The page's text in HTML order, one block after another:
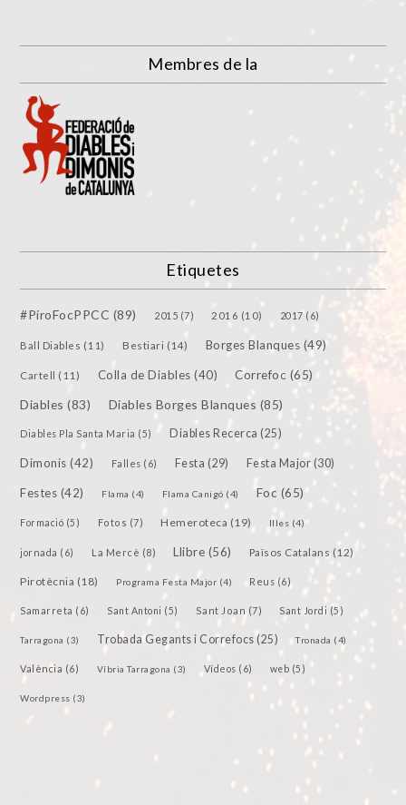
Membres de la
Etiquetes
#PiroFocPPCC (89) 2015 (7) 2016 (10) 2017 (6)
Ball Diables (11) Bestiari (14) Borges Blanques (49)
Cartell (11) Colla de Diables (40) Correfoc (65)
Diables (83) Diables Borges Blanques (85)
Diables Pla Santa Maria (5) Diables Recerca (25)
Dimonis (42) Falles (6) Festa (29) Festa Major (30)
Festes (42) Flama (4) Flama Canigó (4) Foc (65)
Formació (5) Fotos (7) Hemeroteca (19) Illes (4)
jornada (6) La Mercè (8) Llibre (56) Països Catalans (12)
Pirotècnia (18) Programa Festa Major (4) Reus (6)
Samarreta (6) Sant Antoni (5) Sant Joan (7) Sant Jordi (5)
Tarragona (3) Trobada Gegants i Correfocs (25) Tronada (4)
València (6) Víbria Tarragona (3) Vídeos (6) web (5)
Wordpress (3)